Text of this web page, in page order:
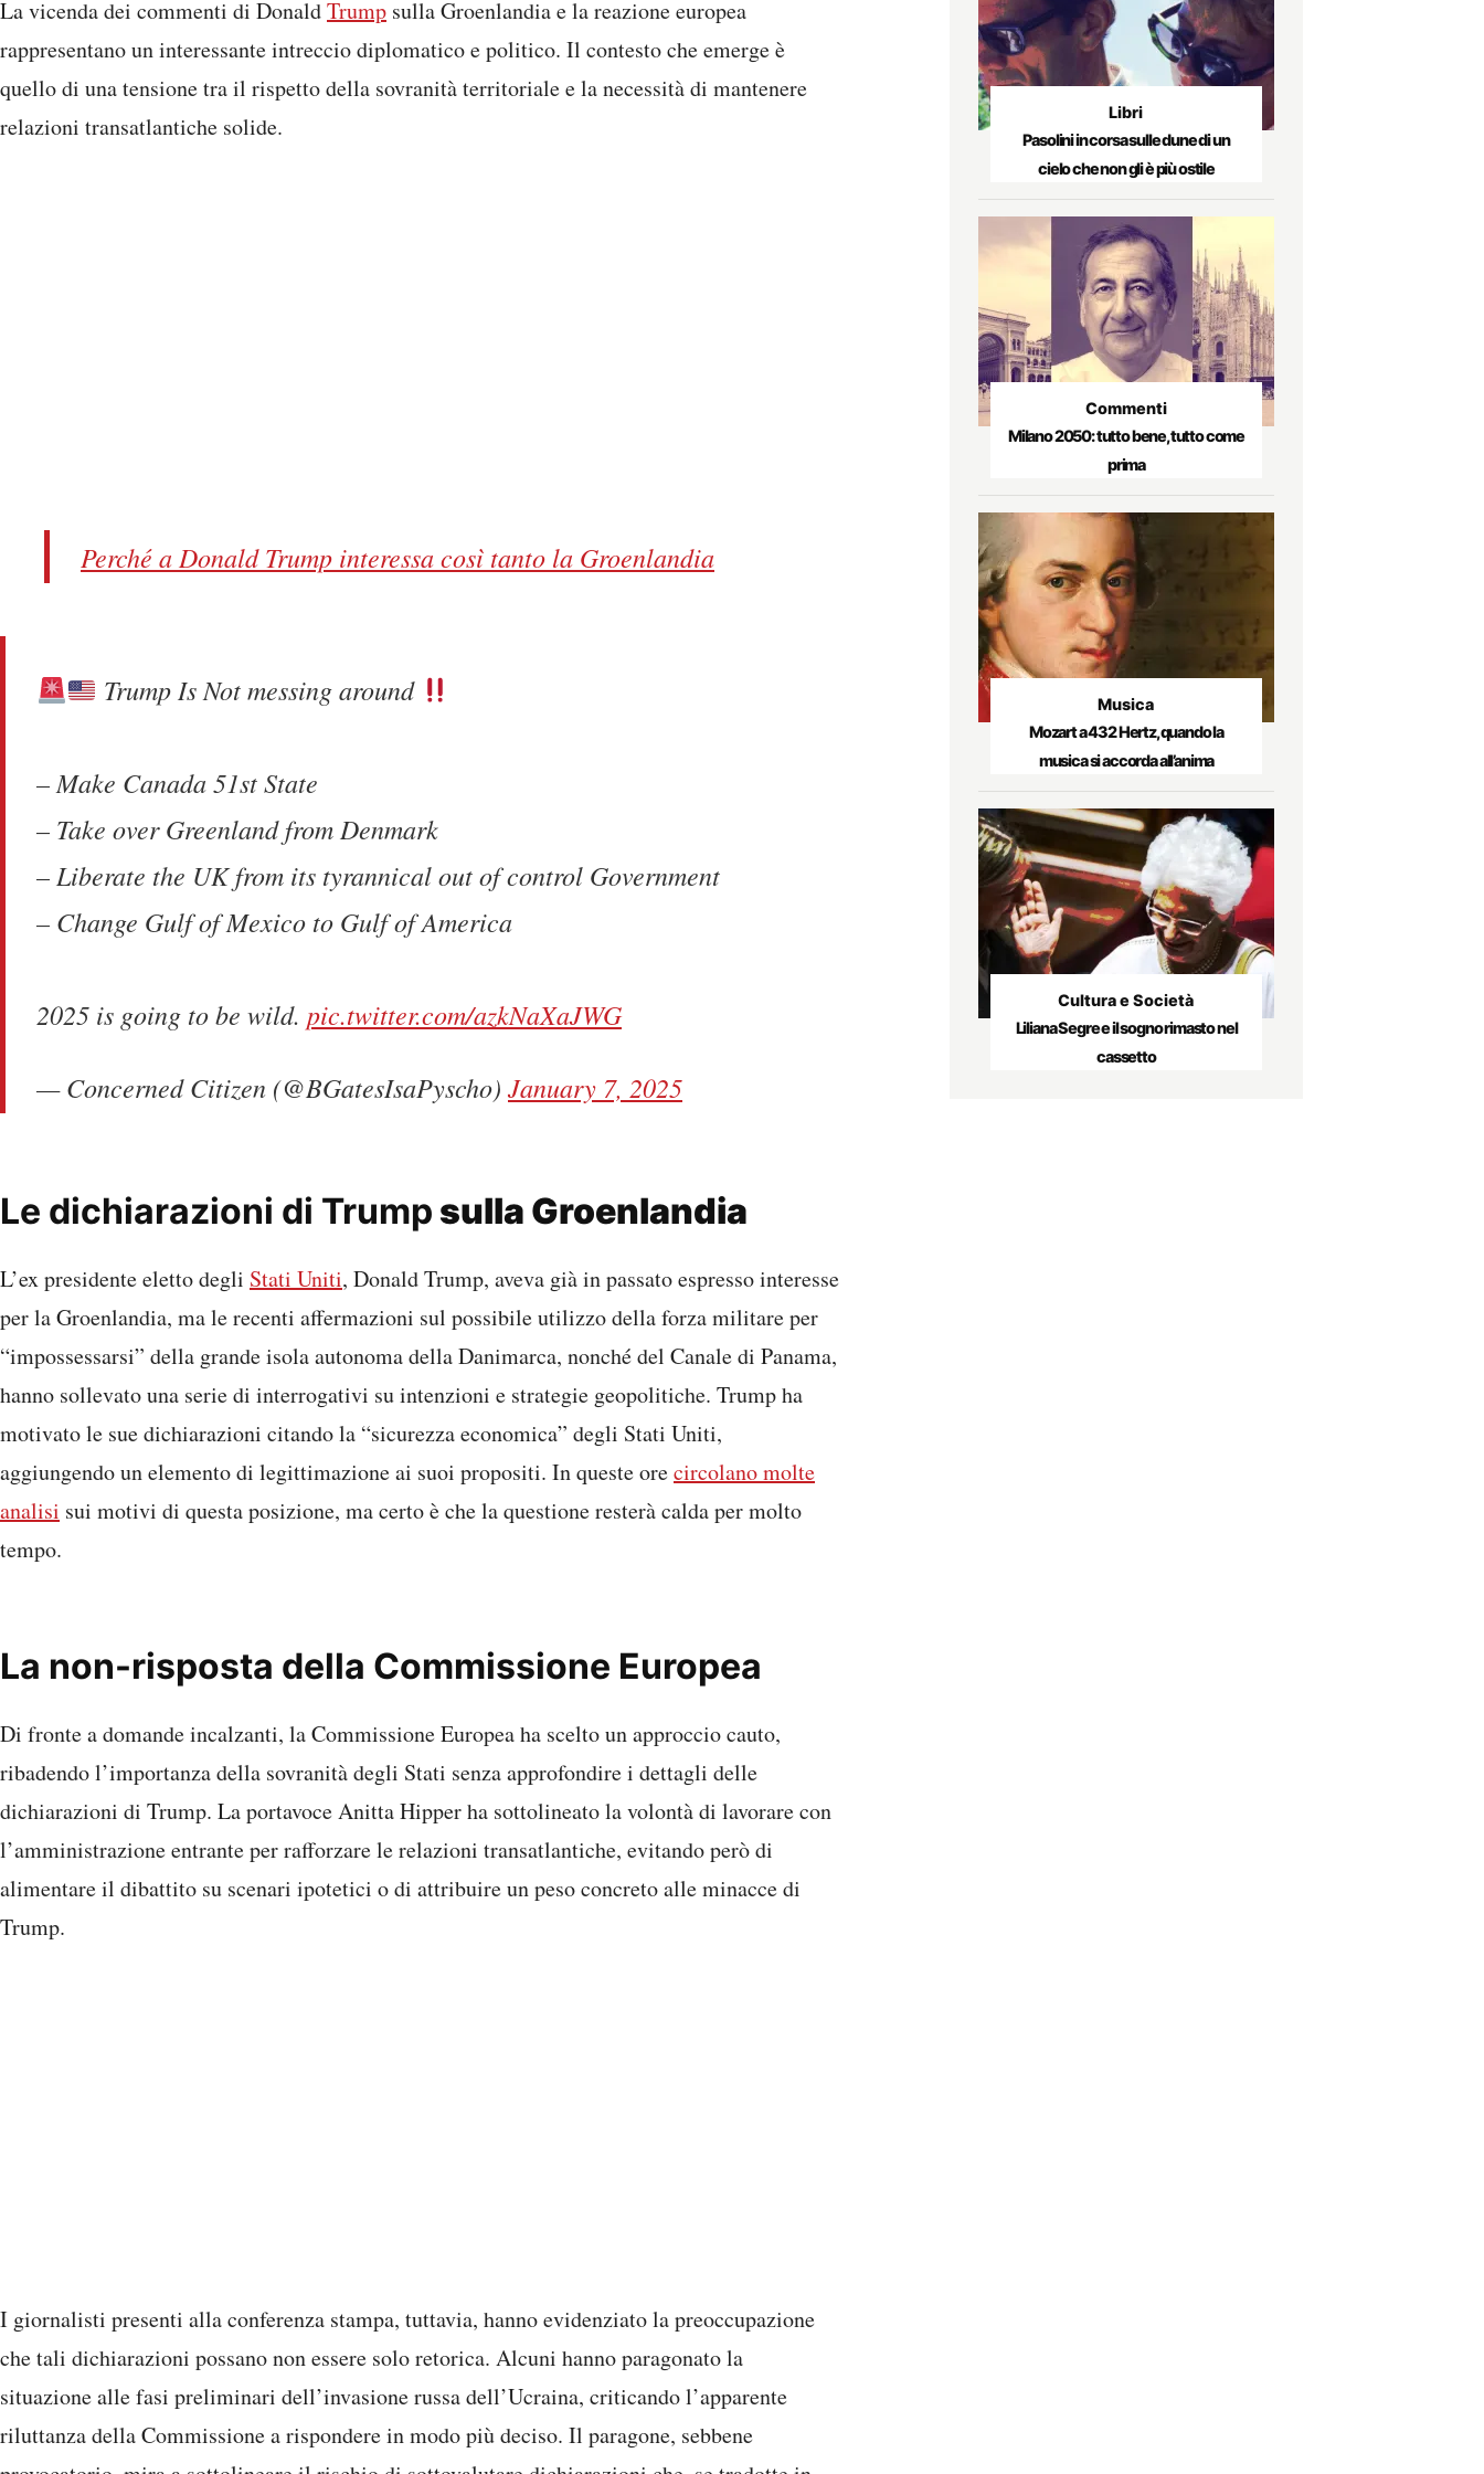
La vicenda dei commenti di DonaldTrump sulla Groenlandia e la reazione europea
rappresentano un interessante intreccio diplomatico e politico. Il contesto che emerge è
quello di una tensione tra il rispetto della sovranità territoriale e la necessità di mantenere
relazioni transatlantiche solide.
Perché a Donald Trump interessa così tanto la Groenlandia
Trump Is Not messing around
– Make Canada 51st State
– Take over Greenland from Denmark
– Liberate the UK from its tyrannical out of control Government
– Change Gulf of Mexico to Gulf of America
2025 is going to be wild. pic.twitter.com/azkNaXaJWG
— Concerned Citizen (@BGatesIsaPyscho) January 7, 2025
Le dichiarazioni di Trump sulla Groenlandia
L’ex presidente eletto degli Stati Uniti, Donald Trump, aveva già in passato espresso interesse
per la Groenlandia, ma le recenti affermazioni sul possibile utilizzo della forza militare per
“impossessarsi” della grande isola autonoma della Danimarca, nonché del Canale di Panama,
hanno sollevato una serie di interrogativi su intenzioni e strategie geopolitiche. Trump ha
motivato le sue dichiarazioni citando la “sicurezza economica” degli Stati Uniti,
aggiungendo un elemento di legittimazione ai suoi propositi. In queste orecircolano molte
analisi sui motivi di questa posizione, ma certo è che la questione resterà calda per molto
tempo.
La non-risposta della Commissione Europea
Di fronte a domande incalzanti, la Commissione Europea ha scelto un approccio cauto,
ribadendo l’importanza della sovranità degli Stati senza approfondire i dettagli delle
dichiarazioni di Trump. La portavoce Anitta Hipper ha sottolineato la volontà di lavorare con
l’amministrazione entrante per rafforzare le relazioni transatlantiche, evitando però di
alimentare il dibattito su scenari ipotetici o di attribuire un peso concreto alle minacce di
Trump.
I giornalisti presenti alla conferenza stampa, tuttavia, hanno evidenziato la preoccupazione
che tali dichiarazioni possano non essere solo retorica. Alcuni hanno paragonato la
situazione alle fasi preliminari dell’invasione russa dell’Ucraina, criticando l’apparente
riluttanza della Commissione a rispondere in modo più deciso. Il paragone, sebbene
Libri
Pasolini in corsa sulle dune di un
cielo che non gli è più ostile
Commenti
Milano 2050: tutto bene, tutto come
prima
Musica
Mozart a 432 Hertz, quando la
musica si accorda all’anima
Cultura e Società
Liliana Segre e il sogno rimasto nel
cassetto